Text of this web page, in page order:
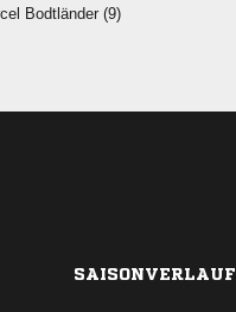
 
SAISONVERLAUF